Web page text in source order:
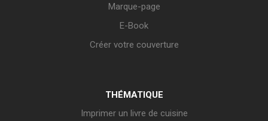
Marque-page
E-Book
Créer votre couverture
THÉMATIQUE
Imprimer un livre de cuisine